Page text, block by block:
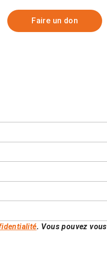
Faire un don
. Vous pouvez vous